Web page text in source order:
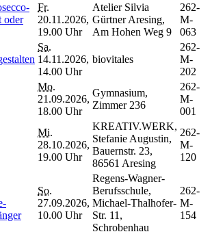
oder
Fr.
20.11.2026,
19.00 Uhr
Atelier Silvia
Gürtner Aresing,
Am Hohen Weg 9
262-
M-
063
Sa.
14.11.2026,
14.00 Uhr
biovitales
262-
M-
202
Mo.
21.09.2026,
18.00 Uhr
Gymnasium,
Zimmer 236
262-
M-
001
Mi.
28.10.2026,
19.00 Uhr
KREATIV.WERK,
Stefanie Augustin,
Bauernstr. 23,
86561 Aresing
262-
M-
120
So.
27.09.2026,
10.00 Uhr
Regens-Wagner-
Berufsschule,
Michael-Thalhofer-
Str. 11,
Schrobenhau
262-
M-
154